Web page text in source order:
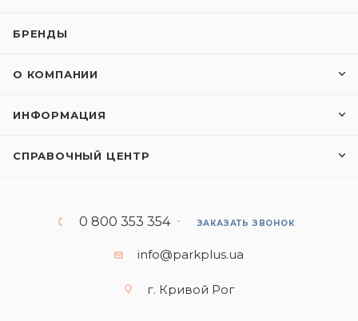
БРЕНДЫ
О КОМПАНИИ
ИНФОРМАЦИЯ
СПРАВОЧНЫЙ ЦЕНТР
0 800 353 354 ЗАКАЗАТЬ ЗВОНОК
info@parkplus.ua
г. Кривой Рог